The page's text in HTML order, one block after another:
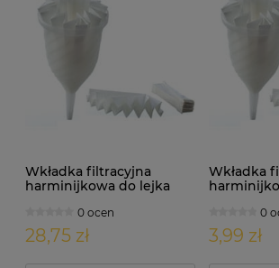
Wkładka filtracyjna
harminijkowa do lejka
Średnica: 40cm x 10szt.
0 ocen
28,75 zł
Wkładka
Średnica:
0
3,99 zł